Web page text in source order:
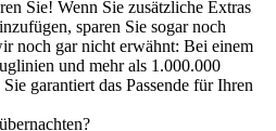
Sie! Wenn Sie zusätzliche Extras
sparen Sie sogar noch
noch gar nicht erwähnt: Bei einem
und mehr als 1.000.000
garantiert das Passende für Ihren